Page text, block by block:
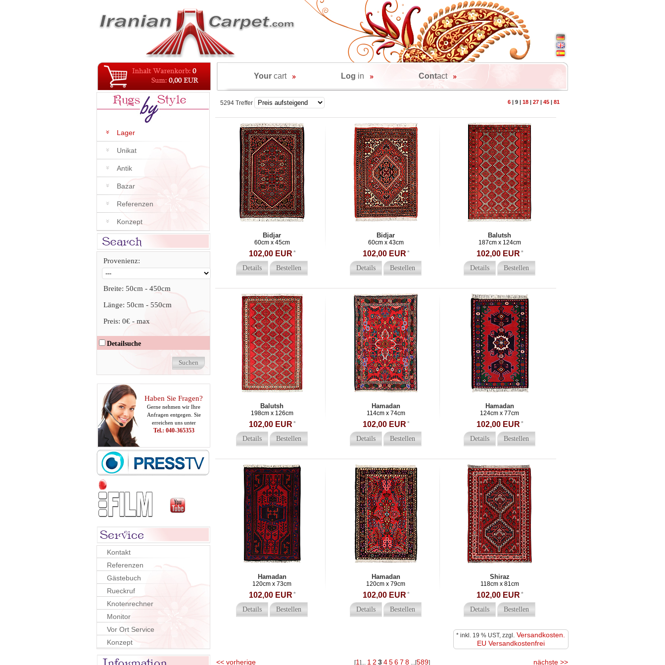
Yourcart Log in Contact
Lager
Unikat
Antik
Bazar
Referenzen
Konzept
Provenienz:
Breite: 50cm - 450cm
Länge: 50cm - 550cm
Preis: 0€- max
Detailsuche
Haben Sie Fragen?
Gerne nehmen wir Ihre
Anfragen entgegen. Sie
erreichen uns unter
Tel.: 040-365353
Kontakt
Referenzen
Gästebuch
Rueckruf
Knotenrechner
Monitor
Vor Ort Service
Konzept
5294 Treffer 6| 9| 18| 27| 45| 81
Bidjar
60cm x 45cm
102,00 EUR *
Details Bestellen
Bidjar
60cm x 43cm
102,00 EUR *
Details Bestellen
Balutsh
187cm x 124cm
102,00 EUR *
Details Bestellen
Balutsh
198cm x 126cm
102,00 EUR *
Details Bestellen
Hamadan
114cm x 74cm
102,00 EUR *
Details Bestellen
Hamadan
124cm x 77cm
102,00 EUR *
Details Bestellen
Hamadan
120cm x 73cm
102,00 EUR *
Details Bestellen
Hamadan
120cm x 79cm
102,00 EUR *
Details Bestellen
Shiraz
118cm x 81cm
102,00 EUR *
Details Bestellen
* inkl. 19 % UST, zzgl. Versandkosten.
EU Versandkostenfrei
<< vorherige [1]... 1 2 3 4 5 6 7 8...[589] nächste >>